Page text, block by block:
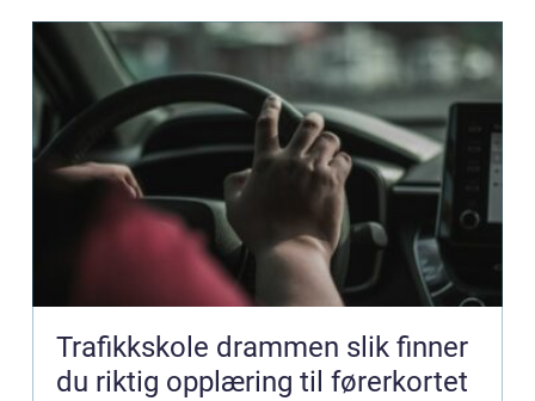
Trafikkskole drammen slik finner
du riktig opplæring til førerkortet